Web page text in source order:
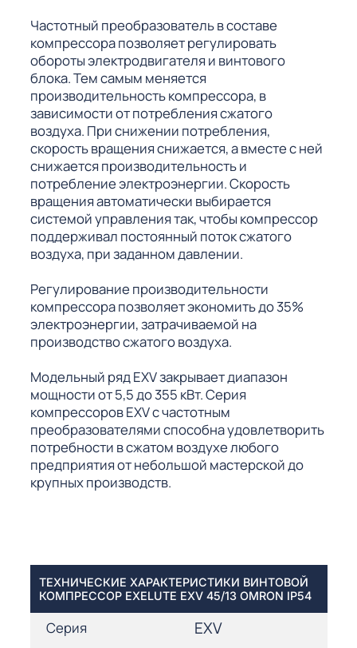
Частотный преобразователь в составе
компрессора позволяет регулировать
обороты электродвигателя и винтового
блока. Тем самым меняется
производительность компрессора, в
зависимости от потребления сжатого
воздуха. При снижении потребления,
скорость вращения снижается, а вместе с ней
снижается производительность и
потребление электроэнергии. Скорость
вращения автоматически выбирается
системой управления так, чтобы компрессор
поддерживал постоянный поток сжатого
воздуха, при заданном давлении.
Регулирование производительности
компрессора позволяет экономить до 35%
электроэнергии, затрачиваемой на
производство сжатого воздуха.
Модельный ряд EXV закрывает диапазон
мощности от 5,5 до 355 кВт. Серия
компрессоров EXV с частотным
преобразователями способна удовлетворить
потребности в сжатом воздухе любого
предприятия от небольшой мастерской до
крупных производств.
ТЕХНИЧЕСКИЕ ХАРАКТЕРИСТИКИ ВИНТОВОЙ
КОМПРЕССОР EXELUTE EXV 45/13 OMRON IP54
Серия EXV